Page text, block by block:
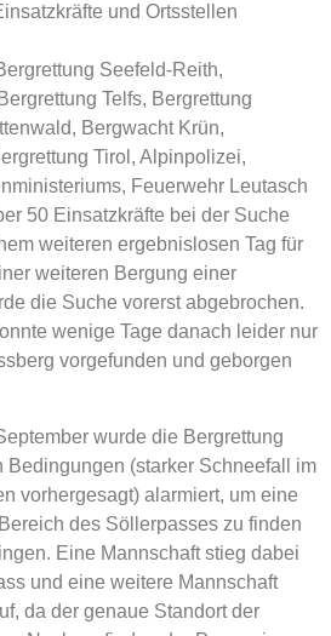
und Ortsstellen
Seefeld-Reith,
Telfs, Bergrettung
Bergwacht Krün,
Tirol, Alpinpolizei,
Feuerwehr Leutasch
50 Einsatzkräfte bei der Suche
weiteren ergebnislosen Tag für
weiteren Bergung einer
die Suche vorerst abgebrochen.
wenige Tage danach leider nur
vorgefunden und geborgen
wurde die Bergrettung
Bedingungen (starker Schneefall im
vorhergesagt) alarmiert, um eine
des Söllerpasses zu finden
Eine Mannschaft stieg dabei
und eine weitere Mannschaft
da der genaue Standort der